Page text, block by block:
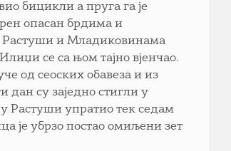
бицикли а пруга га је
опасан брдима и
Растуши и Младиковинама
се са њом тајно вјенчао.
од сеоских обавеза и из
дан су заједно стигли у
Растуши упратио тек седам
је убрзо постао омиљени зет